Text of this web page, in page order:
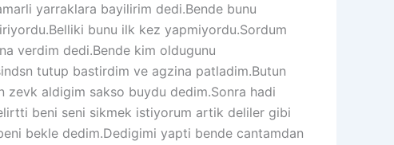
yarraklara bayilirim dedi.Bende bunu
bunu ilk kez yapmiyordu.Sordum
verdim dedi.Bende kim oldugunu
tutup bastirdim ve agzina patladim.Butun
aldigim sakso buydu dedim.Sonra hadi
beni seni sikmek istiyorum artik deliler gibi
bekle dedim.Dedigimi yapti bende cantamdan